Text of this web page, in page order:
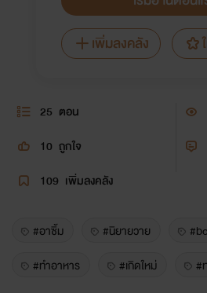
เพิ่มลงคลัง
25 ตอน
10 ถูกใจ
109 เพิ่มลงคลัง
#อาซิ้ม #นิยายวาย
#ทำอาหาร
#เกิดใหม่ #